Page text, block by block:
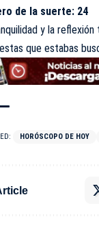
de la suerte: 24
y la
que estabas
HORÓSCOPO DE HOY